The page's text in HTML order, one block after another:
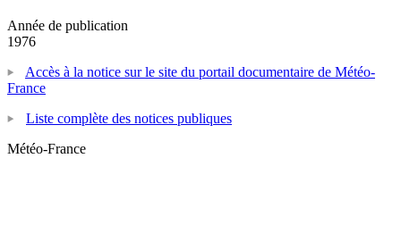
Année de publication
1976
Accès à la notice sur le site du portail documentaire de Météo-
France
Liste complète des notices publiques
Météo-France